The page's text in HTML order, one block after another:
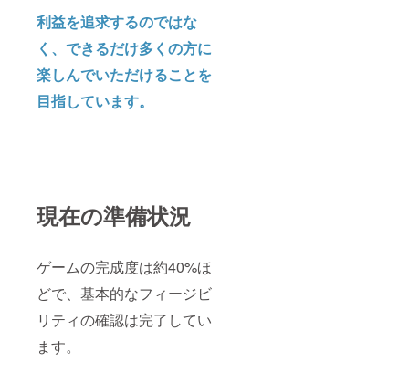
利益を追求するのではな
く、できるだけ多くの方に
楽しんでいただけることを
目指しています。
現在の準備状況
ゲームの完成度は約40%ほ
どで、基本的なフィージビ
リティの確認は完了してい
ます。